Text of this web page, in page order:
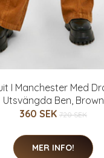
I Manchester Med
Utsvängda Ben, Brown
360 SEK 720 SEK
MER INFO!